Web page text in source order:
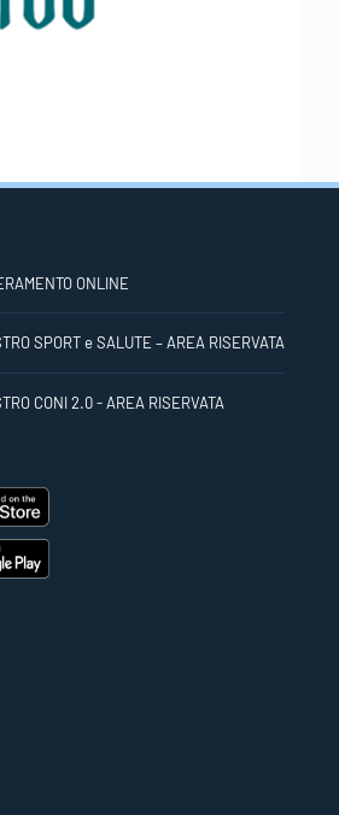
ONLINE
SPORT e SALUTE – AREA RISERVATA
CONI 2.0 - AREA RISERVATA